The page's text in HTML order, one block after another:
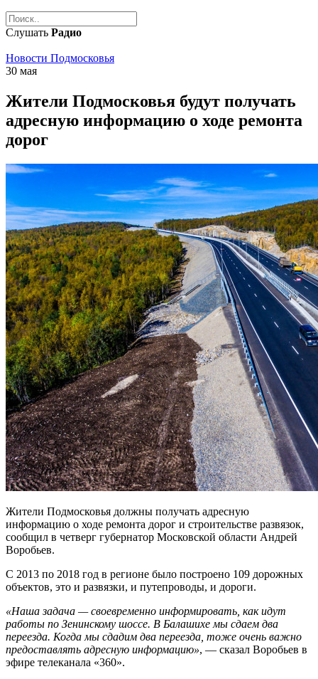
Слушать Радио
Новости Подмосковья
30 мая
Жители Подмосковья будут получать
адресную информацию о ходе ремонта
дорог
Жители Подмосковья должны получать адресную
информацию о ходе ремонта дорог и строительстве развязок,
сообщил в четверг губернатор Московской области Андрей
Воробьев.
С 2013 по 2018 год в регионе было построено 109 дорожных
объектов, это и развязки, и путепроводы, и дороги.
«Наша задача — своевременно информировать, как идут
работы по Зенинскому шоссе. В Балашихе мы сдаем два
переезда. Когда мы сдадим два переезда, тоже очень важно
предоставлять адресную информацию», — сказал Воробьев в
эфире телеканала «360».